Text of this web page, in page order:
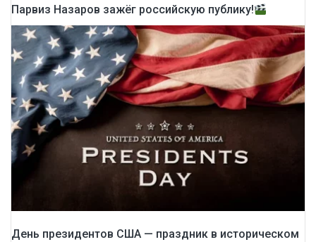
Парвиз Назаров зажёг российскую публику!
День президентов США — праздник в историческом